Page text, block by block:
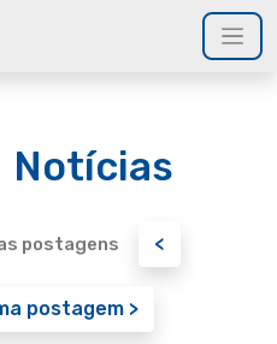
Notícias
postagens <
postagem >